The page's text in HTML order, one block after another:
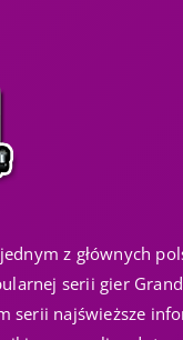
z głównych
serii gier
serii najświeższe